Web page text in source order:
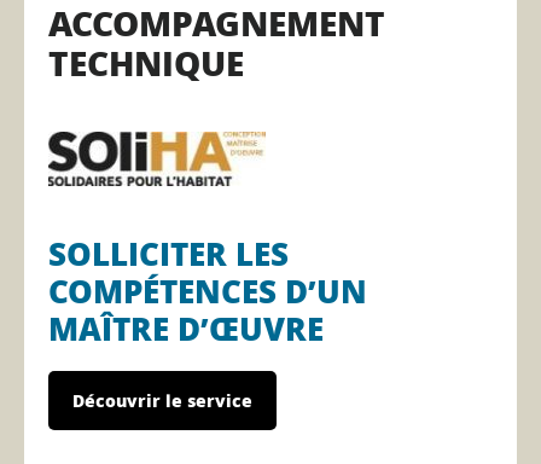
ACCOMPAGNEMENT
TECHNIQUE
SOLLICITER LES
COMPÉTENCES D’UN
MAÎTRE D’ŒUVRE
Découvrir le service